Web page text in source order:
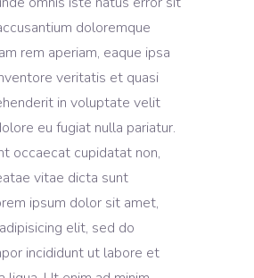
doloremque
rem aperiam, eaque ipsa
veritatis et quasi
in voluptate velit
eu fugiat nulla pariatur.
occaecat cupidatat non,
vitae dicta sunt
ipsum dolor sit amet,
elit, sed do
incididunt ut labore et